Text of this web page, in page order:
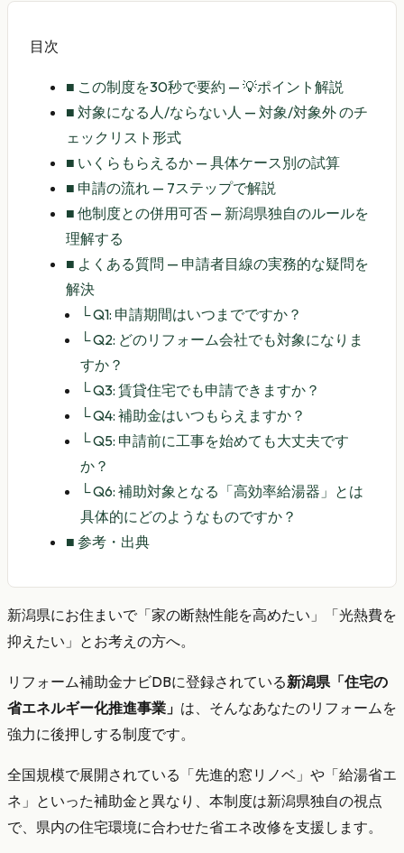
目次
■ この制度を30秒で要約 — 💡ポイント解説
■ 対象になる人/ならない人 — 対象/対象外 のチ
ェックリスト形式
■ いくらもらえるか — 具体ケース別の試算
■ 申請の流れ — 7ステップで解説
■ 他制度との併用可否 — 新潟県独自のルールを
理解する
■ よくある質問 — 申請者目線の実務的な疑問を
解決
└Q1: 申請期間はいつまでですか？
└Q2: どのリフォーム会社でも対象になりま
すか？
└Q3: 賃貸住宅でも申請できますか？
└Q4: 補助金はいつもらえますか？
└Q5: 申請前に工事を始めても大丈夫です
か？
└Q6: 補助対象となる「高効率給湯器」とは
具体的にどのようなものですか？
■ 参考・出典
新潟県にお住まいで「家の断熱性能を高めたい」「光熱費を
抑えたい」とお考えの方へ。
リフォーム補助金ナビDBに登録されている新潟県「住宅の
省エネルギー化推進事業」 は、そんなあなたのリフォームを
強力に後押しする制度です。
全国規模で展開されている「先進的窓リノベ」や「給湯省エ
ネ」といった補助金と異なり、本制度は新潟県独自の視点
で、県内の住宅環境に合わせた省エネ改修を支援します。